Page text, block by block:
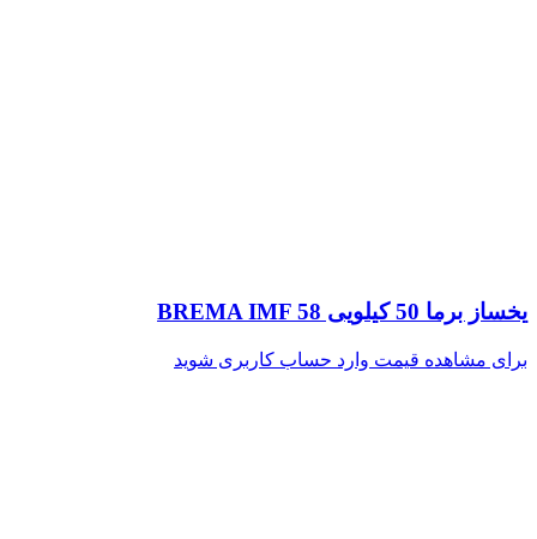
یخساز برما 50 کیلویی BREMA IMF 58
برای مشاهده قیمت وارد حساب کاربری شوید